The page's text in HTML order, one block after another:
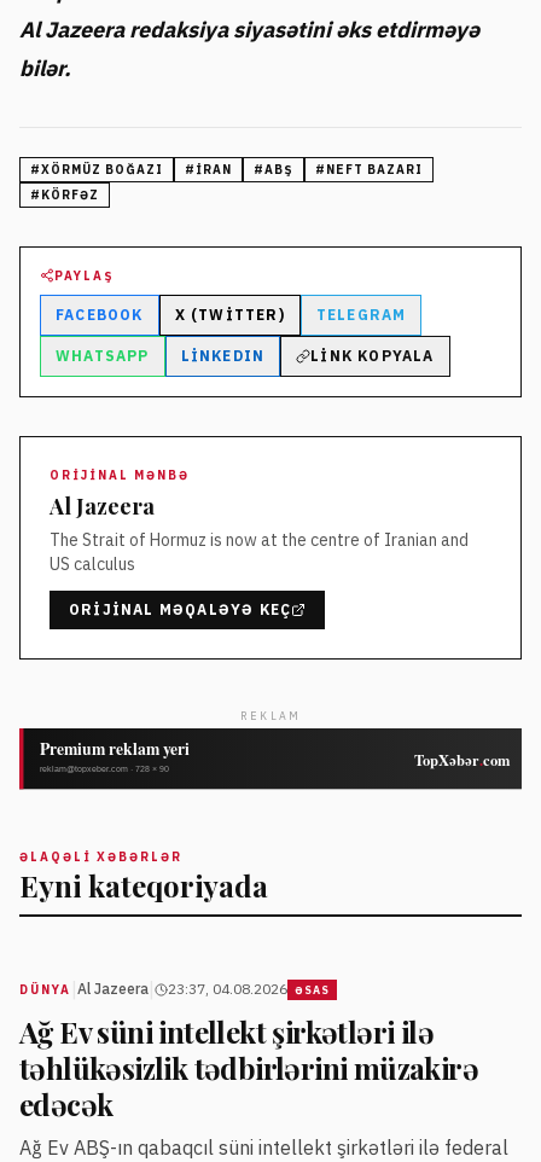
Al Jazeera redaksiya siyasətini əks etdirməyə
bilər.
#XÖRMÜZ BOĞAZI # İRAN #ABŞ # NEFT BAZARI
# KÖRFƏZ
PAYLAŞ
FACEBOOK X (TWITTER) TELEGRAM
WHATSAPP LINKEDIN LINK KOPYALA
ORIJINAL MƏNBƏ
Al Jazeera
The Strait of Hormuz is now at the centre of Iranian and
US calculus
ORIJINAL MƏQALƏYƏ KEÇ
REKLAM
ƏLAQƏLI XƏBƏRLƏR
Eyni kateqoriyada
DÜNYA Al Jazeera 23:37, 04.08.2026 ƏSAS
Ağ Ev süni intellekt şirkətləri ilə
təhlükəsizlik tədbirlərini müzakirə
edəcək
Ağ Ev ABŞ-ın qabaqcıl süni intellekt şirkətləri ilə federal